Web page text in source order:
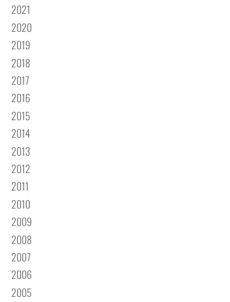
2021
2020
2019
2018
2017
2016
2015
2014
2013
2012
2011
2010
2009
2008
2007
2006
2005